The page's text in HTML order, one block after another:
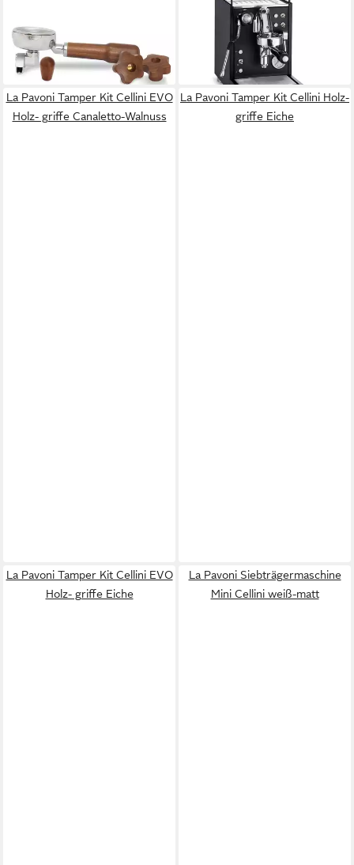
140,30 €
lieferbar - in 2-3 Werktagen bei dir
Cellini Nera
1.079,86 €
UVP1.249,00 €
lieferbar - in 2-3 Werktagen bei dir
La Pavoni Tamper Kit Cellini EVO
Holz- griffe Canaletto-Walnuss
La Pavoni Tamper Kit Cellini Holz-
griffe Eiche
La Pavoni Tamper Kit Cellini EVO
Holz- griffe Eiche
La Pavoni Siebträgermaschine
Mini Cellini weiß-matt